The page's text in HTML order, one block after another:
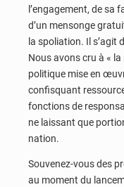
l’engagement, de sa
d’un mensonge
la spoliation. Il s’agit
Nous avons cru à « la
politique mise en
confisquant
fonctions de
ne laissant que
nation.
Souvenez-vous des
au moment du